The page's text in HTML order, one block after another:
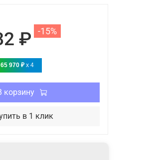
₽ -15%
65 970 ₽ x 4
корзину
в 1 клик